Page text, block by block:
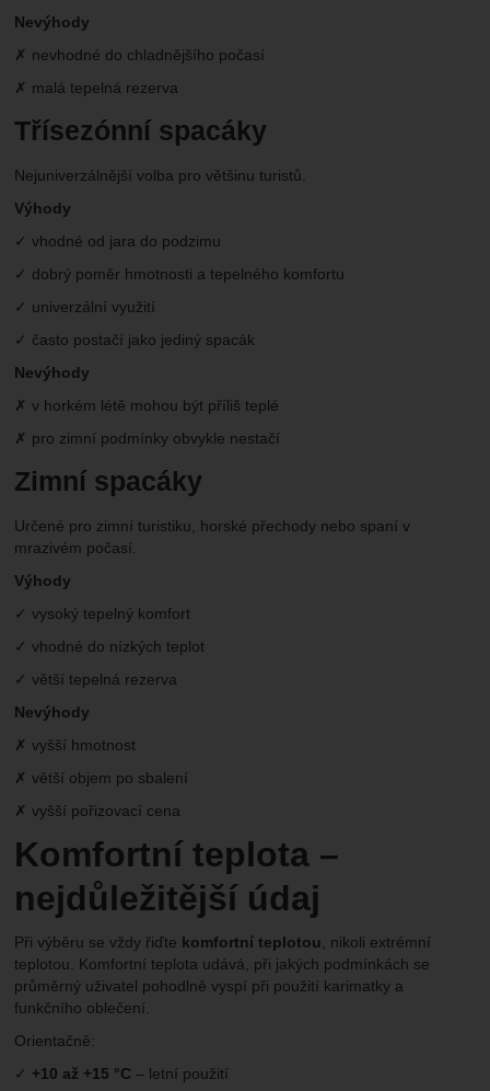
Nevýhody
✗ nevhodné do chladnějšího počasí
✗ malá tepelná rezerva
Třísezónní spacáky
Nejuniverzálnější volba pro většinu turistů.
Výhody
✓ vhodné od jara do podzimu
✓ dobrý poměr hmotnosti a tepelného komfortu
✓ univerzální využití
✓ často postačí jako jediný spacák
Nevýhody
✗ v horkém létě mohou být příliš teplé
✗ pro zimní podmínky obvykle nestačí
Zimní spacáky
Určené pro zimní turistiku, horské přechody nebo spaní v
mrazivém počasí.
Výhody
✓ vysoký tepelný komfort
✓ vhodné do nízkých teplot
✓ větší tepelná rezerva
Nevýhody
✗ vyšší hmotnost
✗ větší objem po sbalení
✗ vyšší pořizovací cena
Komfortní teplota –
nejdůležitější údaj
Při výběru se vždy řiďte komfortní teplotou, nikoli extrémní
teplotou. Komfortní teplota udává, při jakých podmínkách se
průměrný uživatel pohodlně vyspí při použití karimatky a
funkčního oblečení.
Orientačně:
✓ +10 až +15 °C – letní použití